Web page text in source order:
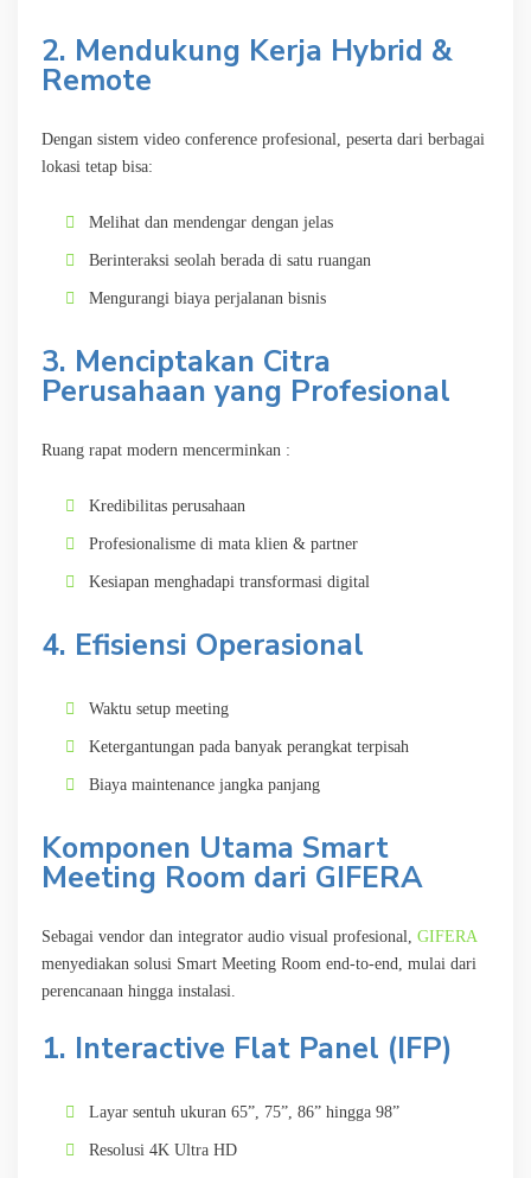
2. Mendukung Kerja Hybrid &
Remote
Dengan sistem video conference profesional, peserta dari berbagai
lokasi tetap bisa:
Melihat dan mendengar dengan jelas
Berinteraksi seolah berada di satu ruangan
Mengurangi biaya perjalanan bisnis
3. Menciptakan Citra
Perusahaan yang Profesional
Ruang rapat modern mencerminkan :
Kredibilitas perusahaan
Profesionalisme di mata klien & partner
Kesiapan menghadapi transformasi digital
4. Efisiensi Operasional
Waktu setup meeting
Ketergantungan pada banyak perangkat terpisah
Biaya maintenance jangka panjang
Komponen Utama Smart
Meeting Room dari GIFERA
Sebagai vendor dan integrator audio visual profesional, GIFERA
menyediakan solusi Smart Meeting Room end-to-end, mulai dari
perencanaan hingga instalasi.
1. Interactive Flat Panel (IFP)
Layar sentuh ukuran 65”, 75”, 86” hingga 98”
Resolusi 4K Ultra HD